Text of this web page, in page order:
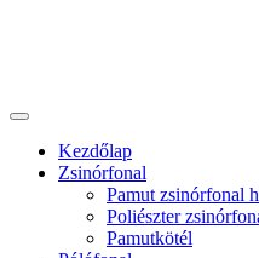
Kezdőlap
Zsinórfonal
Pamut zsinórfonal
Poliészter
Pamutkötél